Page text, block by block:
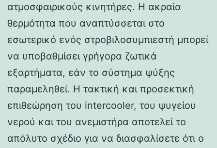
ατμοσφαιρικούς κινητήρες. Η ακραία
θερμότητα που αναπτύσσεται στο
εσωτερικό ενός στροβιλοσυμπιεστή μπορεί
να υποβαθμίσει γρήγορα ζωτικά
εξαρτήματα, εάν το σύστημα ψύξης
παραμεληθεί. Η τακτική και προσεκτική
επιθεώρηση του intercooler, του ψυγείου
νερού και του ανεμιστήρα αποτελεί το
απόλυτο σχέδιο για να διασφαλίσετε ότι ο